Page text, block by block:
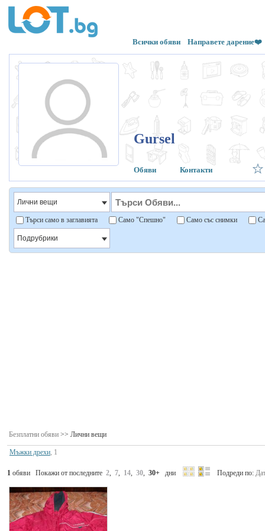
Всички обяви Направете дарение❤️
Gursel
Обяви Контакти
Търси само в заглавията Само "Спешно" Само със снимки
Безплатни обяви >> Лични вещи
Мъжки дрехи, 1
1 обяви Покажи от последните 2 7 14 30 30+ дни Подреди по: